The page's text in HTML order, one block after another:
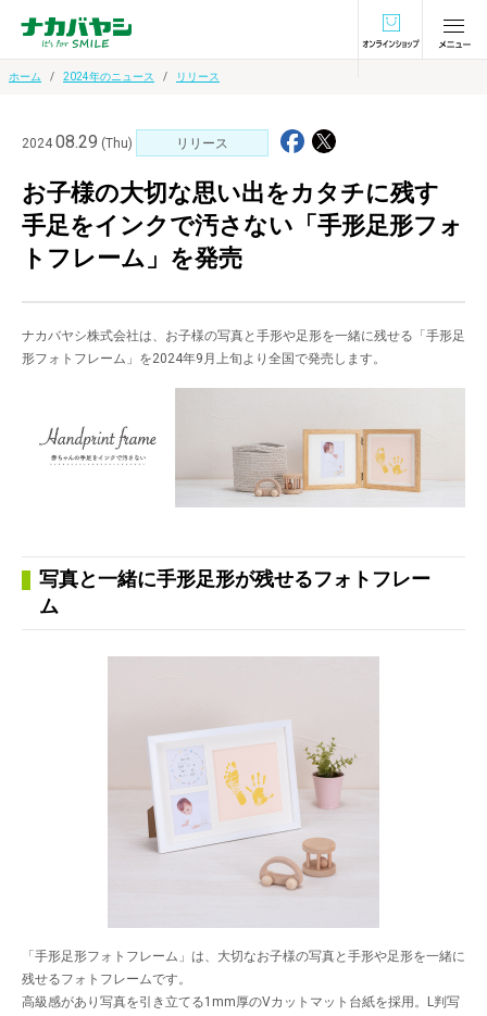
オンラインショ
ホーム 2024年のニュース リリース
2024 08.29 (Thu) リリース
お子様の大切な思い出をカタチに残す
手足をインクで汚さない「手形足形フォ
トフレーム」を発売
ナカバヤシ株式会社は、お子様の写真と手形や足形を一緒に残せる「手形足
形フォトフレーム」を2024年9月上旬より全国で発売します。
写真と一緒に手形足形が残せるフォトフレー
ム
「手形足形フォトフレーム」は、大切なお子様の写真と手形や足形を一緒に
残せるフォトフレームです。
高級感があり写真を引き立てる1mm厚のVカットマット台紙を採用。L判写